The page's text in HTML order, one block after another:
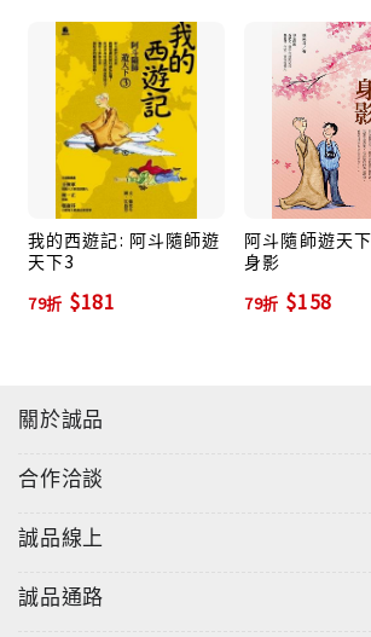
我們這個時代/最溫暖的光 「點燈」單
二年節目/其中發生了不少奇蹟。張光斗
人奇事：捐了鉅款的無名天使、為葬身
的小人物、愛滋孤兒的爸爸、為痲瘋村
子、罕病子女的爸媽、新加坡國寶藝術
瀾的女記者……他們有些人是社會上知
正、陳瑞獻、王鼎鈞、林海峰、張毅
是隱身社會的無名天使。會不會/這些
呢？或者你就是尚未出現的天使？ 本書
對社會與土地的感恩之心/每個人都能發
我的西遊記: 阿斗隨師遊
天下3
79折 $181
阿斗隨師遊天
身影
79折 $158
關於誠品
合作洽談
誠品線上
誠品通路